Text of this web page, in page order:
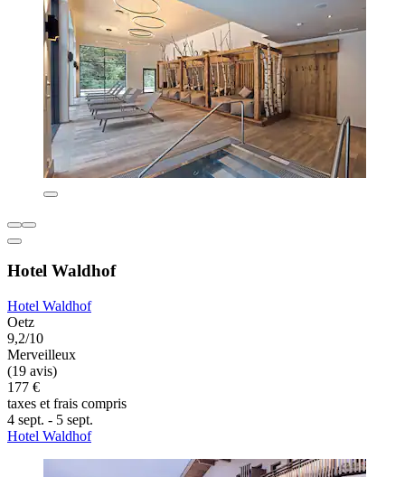
Hotel Waldhof
Hotel Waldhof
Oetz
9,2/10
Merveilleux
(19 avis)
177 €
taxes et frais compris
4 sept. - 5 sept.
Hotel Waldhof